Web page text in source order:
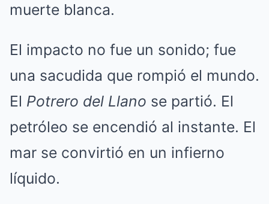
muerte blanca.
El impacto no fue un sonido; fue
una sacudida que rompió el mundo.
El Potrero del Llano se partió. El
petróleo se encendió al instante. El
mar se convirtió en un infierno
líquido.